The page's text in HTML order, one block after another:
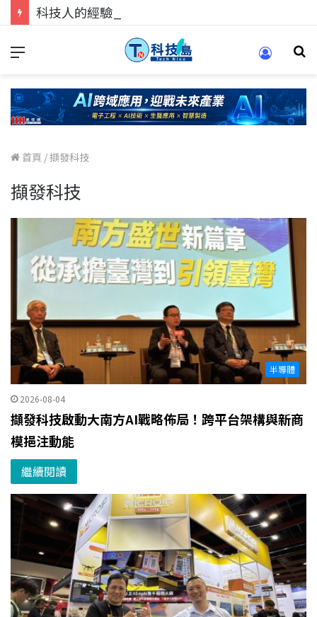
首頁 /擷發科技
擷發科技
半導體
2026-08-04
擷發科技啟動大南方AI戰略佈局！跨平台架構與新商
模挹注動能
繼續閱讀